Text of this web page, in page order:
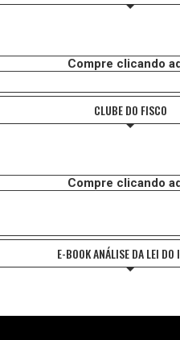
Compre clicando
CLUBE DO FISCO
Compre clicando
E-BOOK ANÁLISE DA LEI DO